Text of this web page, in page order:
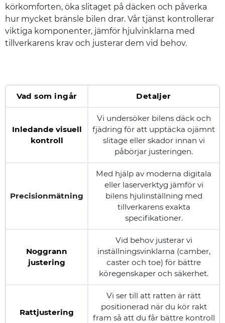
körkomforten, öka slitaget på däcken och påverka
hur mycket bränsle bilen drar. Vår tjänst kontrollerar
viktiga komponenter, jämför hjulvinklarna med
tillverkarens krav och justerar dem vid behov.
Vad som ingår Detaljer
Inledande visuell
kontroll
Vi undersöker bilens däck och
fjädring för att upptäcka ojämnt
slitage eller skador innan vi
påbörjar justeringen.
Precisionmätning
Med hjälp av moderna digitala
eller laserverktyg jämför vi
bilens hjulinställning med
tillverkarens exakta
specifikationer.
Noggrann
justering
Vid behov justerar vi
inställningsvinklarna (camber,
caster och toe) för bättre
köregenskaper och säkerhet.
Rattjustering
Vi ser till att ratten är rätt
positionerad när du kör rakt
fram så att du får bättre kontroll